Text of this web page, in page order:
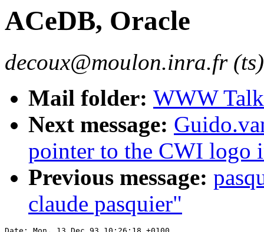
ACeDB, Oracle
decoux@moulon.inra.fr (ts)
Mail folder: WWW
Next message:
pointer to the CWI logo
Previous message:
claude pasquier"